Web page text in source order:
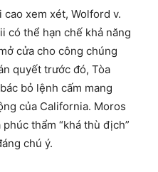
cao xem xét, Wolford v.
có thể hạn chế khả năng
cửa cho công chúng
quyết trước đó, Tòa
bỏ lệnh cấm mang
của California. Moros
thẩm “khá thù địch”
chú ý.